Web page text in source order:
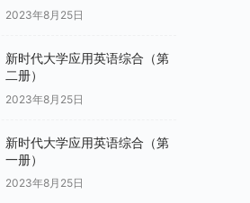
2023年8月25日
新时代大学应用英语综合（第
二册）
2023年8月25日
新时代大学应用英语综合（第
一册）
2023年8月25日